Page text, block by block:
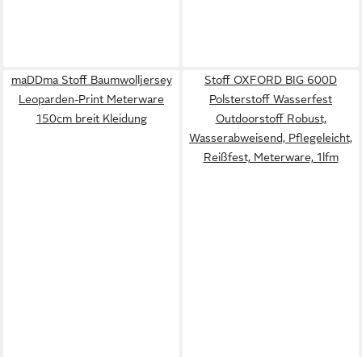
maDDma Stoff Baumwolljersey
Leoparden-Print Meterware
150cm breit Kleidung
Stoff OXFORD BIG 600D
Polsterstoff Wasserfest
Outdoorstoff Robust,
Wasserabweisend, Pflegeleicht,
Reißfest, Meterware, 1lfm